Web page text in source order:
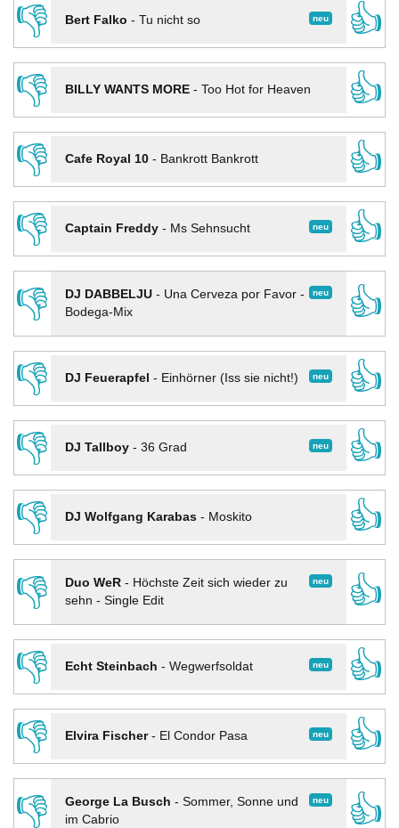
👎
neu
Bert Falko - Tu nicht so
👍
👎
BILLY WANTS MORE- Too Hot for Heaven
👍
👎
Cafe Royal 10- Bankrott Bankrott
👍
👎
neu
Captain Freddy- Ms Sehnsucht
👍
👎
neu
DJ DABBELJU- Una Cerveza por Favor -
Bodega-Mix
👍
👎
neu
DJ Feuerapfel - Einhörner (Iss sie nicht!)
👍
👎
neu
DJ Tallboy- 36 Grad
👍
👎
DJ Wolfgang Karabas- Moskito
👍
👎
neu
Duo WeR- Höchste Zeit sich wieder zu
sehn - Single Edit
👍
👎
neu
Echt Steinbach - Wegwerfsoldat
👍
👎
neu
Elvira Fischer- El Condor Pasa
👍
👎
neu
George La Busch - Sommer, Sonne und
im Cabrio
👍